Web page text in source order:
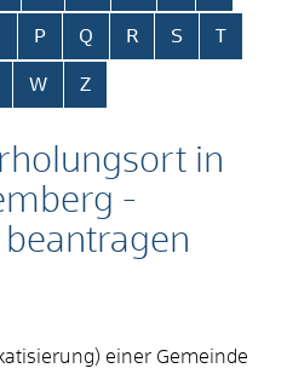
P Q R S T
W Z
in
-
einer Gemeinde